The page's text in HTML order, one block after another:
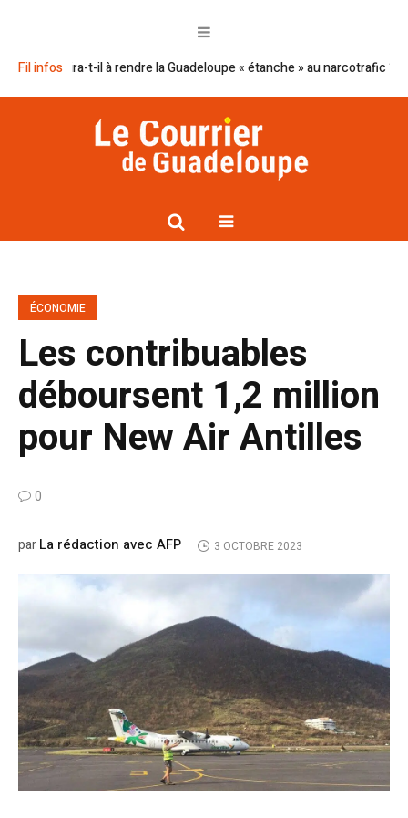
Fil infos
t-il à rendre la Guadeloupe « étanche » au narcotrafic ? Cap
ÉCONOMIE
Les contribuables
déboursent 1,2 million
pour New Air Antilles
0
parLa rédaction avec AFP 3 OCTOBRE 2023